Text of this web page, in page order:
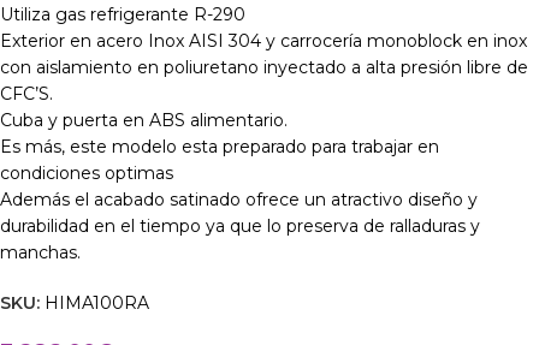
Utiliza gas refrigerante R-290
Exterior en acero Inox AISI 304 y carrocería monoblock en inox
con aislamiento en poliuretano inyectado a alta presión libre de
CFC’S.
Cuba y puerta en ABS alimentario.
Es más, este modelo esta preparado para trabajar en
condiciones optimas
Además el acabado satinado ofrece un atractivo diseño y
durabilidad en el tiempo ya que lo preserva de ralladuras y
manchas.
SKU: HIMA100RA